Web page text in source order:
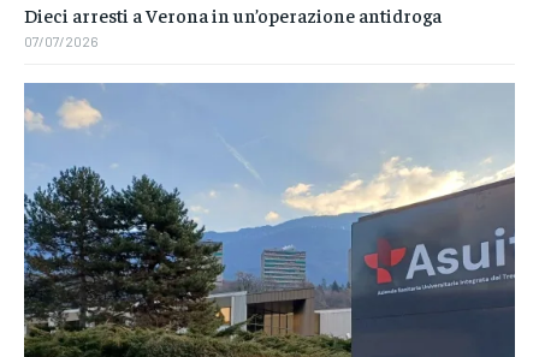
Dieci arresti a Verona in un’operazione antidroga
07/07/2026